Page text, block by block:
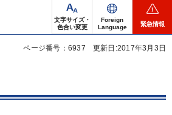
文字サイズ・
色合い変更
Foreign
Language
緊急情報
ページ番号：6937 更新日:2017年3月3日